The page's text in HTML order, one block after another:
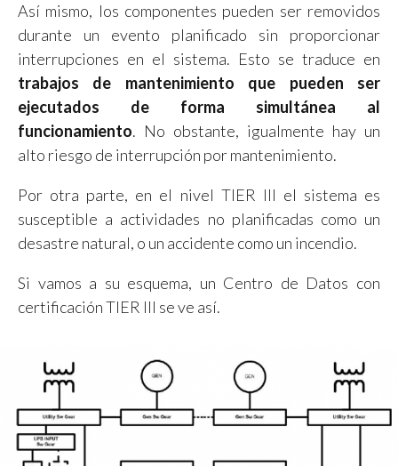
Así mismo, los componentes pueden ser removidos
durante un evento planificado sin proporcionar
interrupciones en el sistema. Esto se traduce en
trabajos de mantenimiento que pueden ser
ejecutados de forma simultánea al
funcionamiento. No obstante, igualmente hay un
alto riesgo de interrupción por mantenimiento.
Por otra parte, en el nivel TIER III el sistema es
susceptible a actividades no planificadas como un
desastre natural, o un accidente como un incendio.
Si vamos a su esquema, un Centro de Datos con
certificación TIER III se ve así.